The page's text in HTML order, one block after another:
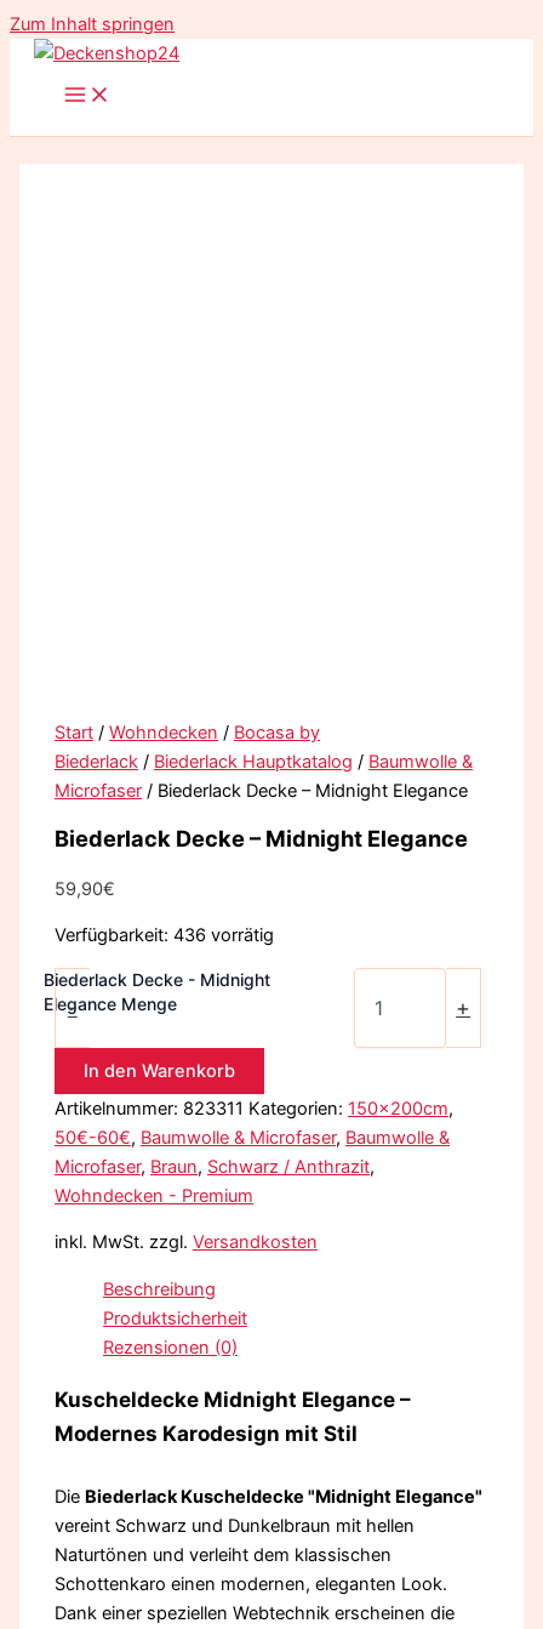
Zum Inhalt springen
Start /Wohndecken / Bocasa by
Biederlack / Biederlack Hauptkatalog / Baumwolle &
Microfaser / Biederlack Decke – Midnight Elegance
Biederlack Decke – Midnight Elegance
59,90€
Verfügbarkeit: 436 vorrätig
-
Biederlack Decke - Midnight
Elegance Menge
+
In den Warenkorb
Artikelnummer: 823311 Kategorien:150x200cm,
50€-60€, Baumwolle & Microfaser, Baumwolle &
Microfaser, Braun, Schwarz / Anthrazit,
Wohndecken - Premium
inkl. MwSt. zzgl.Versandkosten
Beschreibung
Produktsicherheit
Rezensionen (0)
Kuscheldecke Midnight Elegance –
Modernes Karodesign mit Stil
Die Biederlack Kuscheldecke "Midnight Elegance"
vereint Schwarz und Dunkelbraun mit hellen
Naturtönen und verleiht dem klassischen
Schottenkaro einen modernen, eleganten Look.
Dank einer speziellen Webtechnik erscheinen die